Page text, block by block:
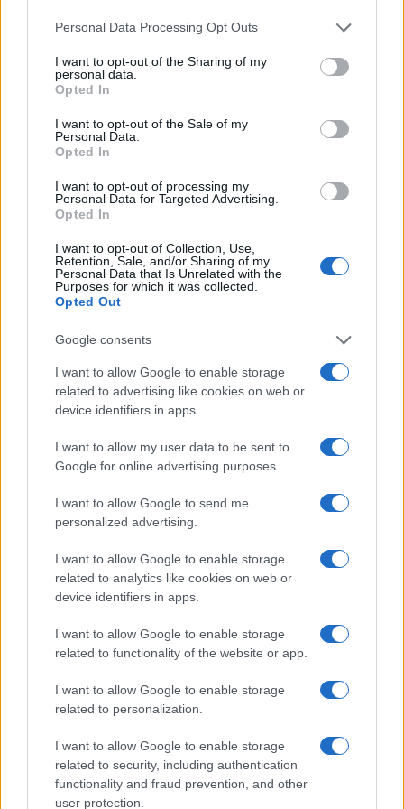
Please note that this website/app uses one or more Google
not limited to your visit or usage behaviour. You may click to
grant or deny consent to Google and its third-party tags to
use your data for below specified purposes in below Google
consent section.
Personal Data Processing Opt Outs
I want to opt-out of the Sharing of my
personal data.
Opted In
I want to opt-out of the Sale of my
Personal Data.
Opted In
I want to opt-out of processing my
Personal Data for Targeted Advertising.
Opted In
I want to opt-out of Collection, Use,
Retention, Sale, and/or Sharing of my
Personal Data that Is Unrelated with the
Purposes for which it was collected.
Opted Out
Google consents
I want to allow Google to enable storage
related to advertising like cookies on web or
device identifiers in apps.
I want to allow my user data to be sent to
Google for online advertising purposes.
I want to allow Google to send me
personalized advertising.
I want to allow Google to enable storage
related to analytics like cookies on web or
device identifiers in apps.
I want to allow Google to enable storage
related to functionality of the website or app.
I want to allow Google to enable storage
related to personalization.
I want to allow Google to enable storage
related to security, including authentication
functionality and fraud prevention, and other
user protection.
Mario Malu
Martina Agostina Diturco
I nostri cari
I nostri cari
I nostri cari
Invia un Comunicato Stampa|Pubblicità
Vuoi rimanere sempre aggiornato?
Iscriviti alla newsletter di Gallura Oggi e ricevi le nostre